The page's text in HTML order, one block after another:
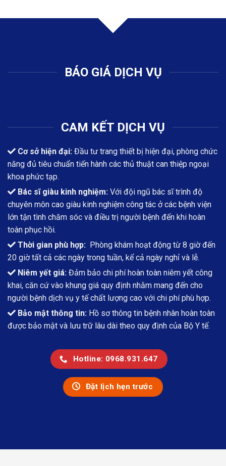
BÁO GIÁ DỊCH VỤ
CAM KẾT DỊCH VỤ
Cơ sở hiện đại: Đầu tư trang thiết bị hiện đại, phòng chức
năng đủ tiêu chuẩn tiến hành các thủ thuật can thiệp ngoại
khoa phức tạp.
Bác sĩ giàu kinh nghiệm: Với đội ngũ bác sĩ trình độ
chuyên môn cao giàu kinh nghiệm công tác ở các bệnh viện
lớn tận tình chăm sóc và điều trị người bệnh đến khi hoàn
toàn phục hồi.
Thời gian phù hợp: Phòng khám hoạt động từ 8 giờ đến
20 giờ tất cả các ngày trong tuần, kể cả ngày nghỉ và lễ.
Niêm yết giá: Đảm bảo chi phí hoàn toàn niêm yết công
khai, căn cứ vào khung giá quy định nhằm mang đến cho
người bệnh dịch vụ y tế chất lượng cao với chi phí phù hợp.
Bảo mật thông tin: Hồ sơ thông tin bệnh nhân hoàn toàn
được bảo mật và lưu trữ lâu dài theo quy định của Bộ Y tế.
Hotline: 0968.931.647
Đặt lịch hẹn trước